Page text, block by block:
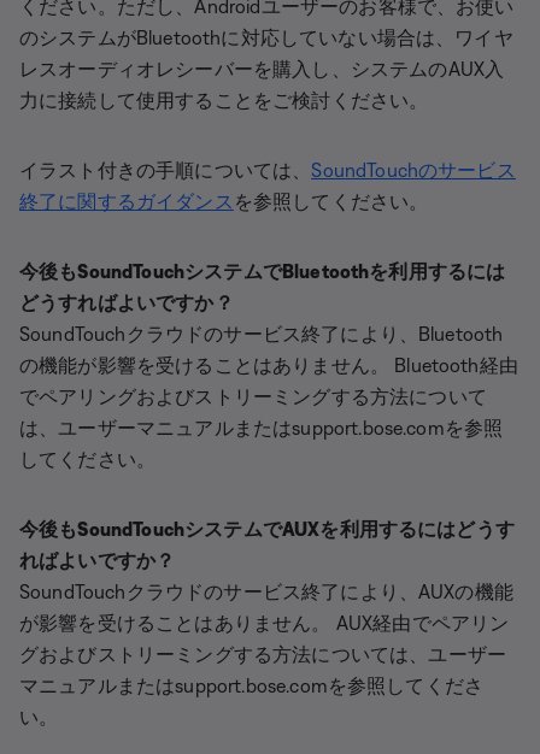
ください。ただし、Androidユーザーのお客様で、お使い
のシステムがBluetoothに対応していない場合は、ワイヤ
レスオーディオレシーバーを購入し、システムのAUX入
力に接続して使用することをご検討ください。
イラスト付きの手順については、 SoundTouchのサービス
終了に関するガイダンス を参照してください。
今後もSoundTouchシステムでBluetoothを利用するには
どうすればよいですか？
SoundTouchクラウドのサービス終了により、Bluetooth
の機能が影響を受けることはありません。 Bluetooth経由
でペアリングおよびストリーミングする方法について
は、ユーザーマニュアルまたはsupport.bose.comを参照
してください。
今後もSoundTouchシステムでAUXを利用するにはどうす
ればよいですか？
SoundTouchクラウドのサービス終了により、AUXの機能
が影響を受けることはありません。 AUX経由でペアリン
グおよびストリーミングする方法については、ユーザー
マニュアルまたはsupport.bose.comを参照してくださ
い。